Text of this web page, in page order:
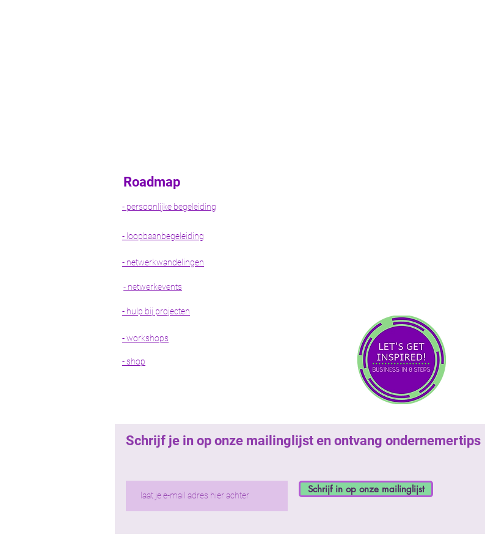
Roadmap
- persoonlijke begeleiding
- loopbaanbegeleiding
- netwerkwandelingen
- netwerkevents
- hulp bij projecten
- workshops
- shop
Schrijf je in op onze mailinglijst en ontvang ondernemertips
Schrijf in op onze mailinglijst